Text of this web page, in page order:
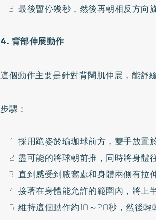
最後暫停幾秒，然後再朝相反方向
4. 背部伸展動作
這個動作主要是針對背闊肌伸展，能舒
步驟：
採用跪姿於瑜珈球前方，雙手放置
盡可能的將球朝前推，同時將身體
直到感受到腋窩處和身體兩側有拉
接著在身體能允許的範圍內，將上
維持這個動作約10～20秒，然後輕